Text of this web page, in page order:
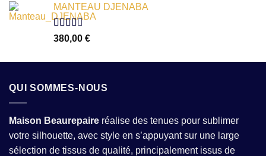
sur
5
MANTEAU DJENABA
Note
380,00 €
QUI SOMMES-NOUS
Maison Beaurepaire réalise des tenues pour sublimer
votre silhouette, avec style en s’appuyant sur une large
sélection de tissus de qualité, principalement issus de